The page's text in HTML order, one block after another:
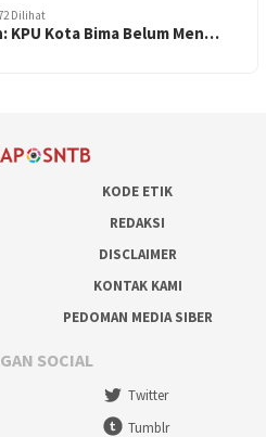
Dilihat
KPU Kota Bima Belum Men…
KODE ETIK
REDAKSI
DISCLAIMER
KONTAK KAMI
PEDOMAN MEDIA SIBER
SOCIAL
Twitter
Tumblr